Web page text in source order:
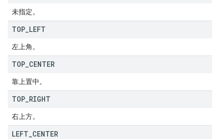
未指定。
TOP LEFT
左上角。
TOP CENTER
靠上置中。
TOP RIGHT
右上方。
LEFT CENTER